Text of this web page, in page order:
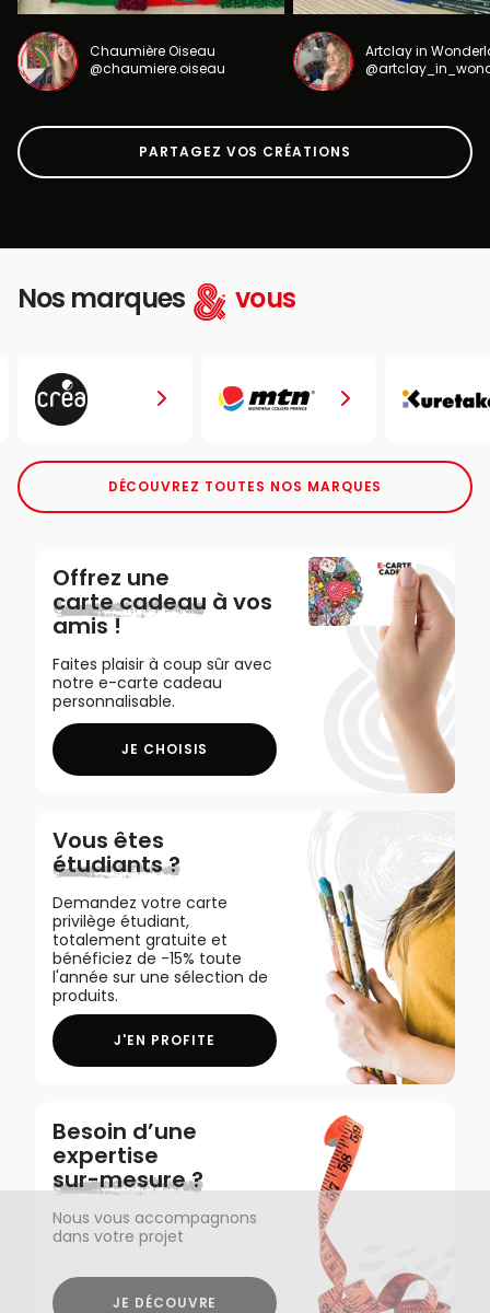
Chaumière Oiseau
@chaumiere.oiseau
Artclay in
PARTAGEZ VOS CRÉATIONS
Nos marques vous
DÉCOUVREZ TOUTES NOS MARQUES
Offrez une
carte cadeau à vos
amis !
Faites plaisir à coup sûr avec
notre e-carte cadeau
personnalisable.
JE CHOISIS
Vous êtes
étudiants ?
Demandez votre carte
privilège étudiant,
totalement gratuite et
bénéficiez de -15% toute
l'année sur une sélection de
produits.
J'EN PROFITE
Besoin d’une
expertise
sur-mesure ?
Nous vous accompagnons
dans votre projet
JE DÉCOUVRE